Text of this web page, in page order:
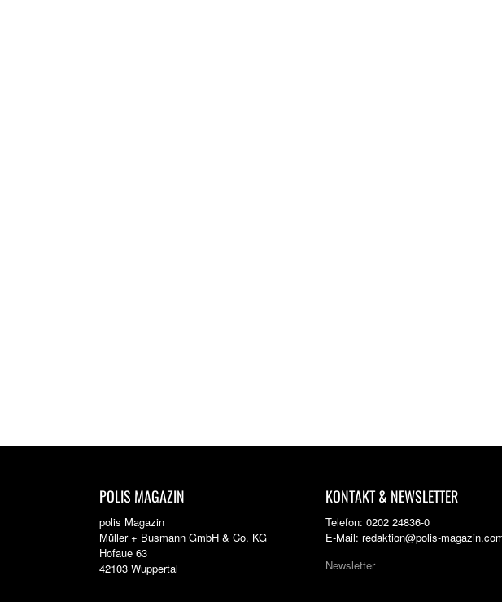
POLIS MAGAZIN
polis Magazin
Müller + Busmann GmbH & Co. KG
Hofaue 63
42103 Wuppertal
KONTAKT & NEWSLETTER
Telefon: 0202 24836-0
E-Mail: redaktion@polis-
Newsletter